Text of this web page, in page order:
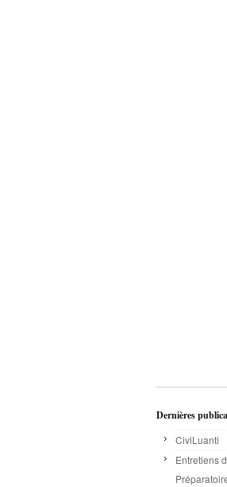
Dernières
CiviLuanti
Entretiens